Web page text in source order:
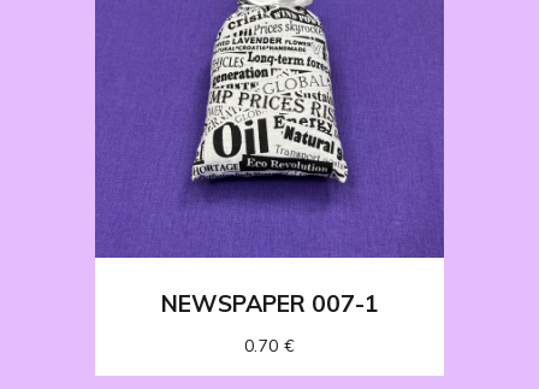
NEWSPAPER 007-1
0.70 €